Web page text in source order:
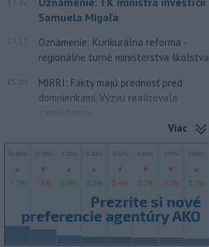
Samuela Migaľa
17:17
Oznámenie: Kurikurálna reforma -
regionálne turné ministerstva školstva
15:09
MIRRI: Fakty majú prednosť pred
domnienkami. Výzvu realizovala
samostatná...
Viac